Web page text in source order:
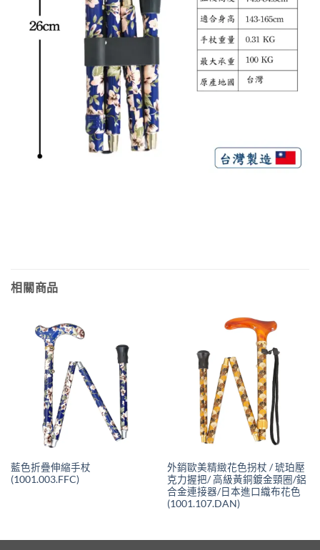
相關商品
藍色折疊伸縮手杖
(1001.003.FFC)
外銷歐美精緻花色拐杖 / 琥珀壓
克力握把/ 高級黃銅鍍金頸圈/鋁
合金連接器/日本進口織布花色
(1001.107.DAN)